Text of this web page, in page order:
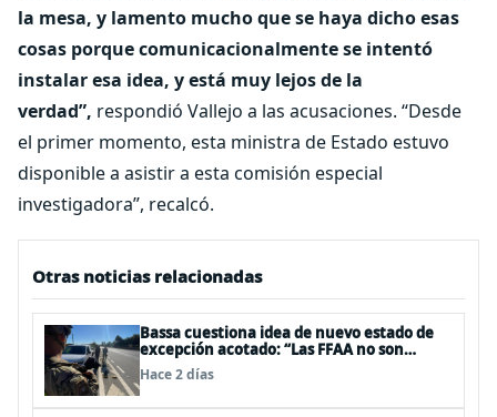
la mesa, y lamento mucho que se haya dicho esas
cosas porque comunicacionalmente se intentó
instalar esa idea, y está muy lejos de la
verdad”, respondió Vallejo a las acusaciones. “Desde
el primer momento, esta ministra de Estado estuvo
disponible a asistir a esta comisión especial
investigadora”, recalcó.
Otras noticias relacionadas
Bassa cuestiona idea de nuevo estado de
excepción acotado: “Las FFAA no son
policías”
Hace 2 días